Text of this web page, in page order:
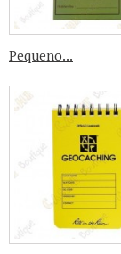
Pequeno...